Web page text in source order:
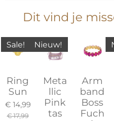
Dit vind je
Sale!
Ring
Sun
€ 14,99
€ 17,99
Nieuw!
Meta
llic
Pink
tas
Arm
band
Boss
Fuch